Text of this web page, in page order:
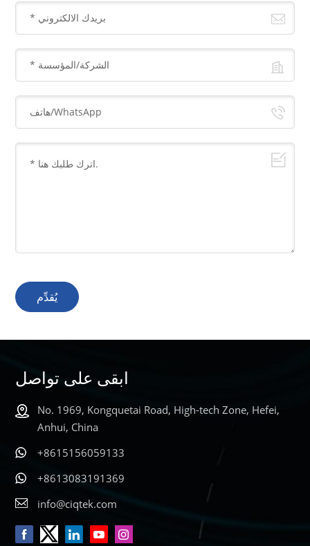
يُقدِّم
ابقى على تواصل
No. 1969, Kongquetai Road, High-tech Zone, Hefei,
Anhui, China
+8615156059133
+8613083191369
info@ciqtek.com